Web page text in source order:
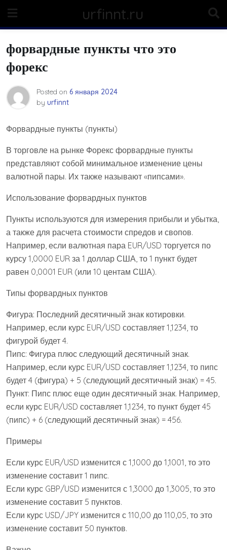
content
urfinnt.ru
форвардные пункты что это
форекс
Posted on 6 января 2024
by urfinnt
Форвардные пункты (пункты)
В торговле на рынке Форекс форвардные пункты
представляют собой минимальное изменение цены
валютной пары. Их также называют «пипсами».
Использование форвардных пунктов
Пункты используются для измерения прибыли и убытка,
а также для расчета стоимости спредов и свопов.
Например, если валютная пара EUR/USD торгуется по
курсу 1,0000 EUR за 1 доллар США, то 1 пункт будет
равен 0,0001 EUR (или 10 центам США).
Типы форвардных пунктов
Фигура: Последний десятичный знак котировки.
Например, если курс EUR/USD составляет 1,1234, то
фигурой будет 4.
Пипс: Фигура плюс следующий десятичный знак.
Например, если курс EUR/USD составляет 1,1234, то пипс
будет 4 (фигура) + 5 (следующий десятичный знак) = 45.
Пункт: Пипс плюс еще один десятичный знак. Например,
если курс EUR/USD составляет 1,1234, то пункт будет 45
(пипс) + 6 (следующий десятичный знак) = 456.
Примеры
Если курс EUR/USD изменится с 1,1000 до 1,1001, то это
изменение составит 1 пипс.
Если курс GBP/USD изменится с 1,3000 до 1,3005, то это
изменение составит 5 пунктов.
Если курс USD/JPY изменится с 110,00 до 110,05, то это
изменение составит 50 пунктов.